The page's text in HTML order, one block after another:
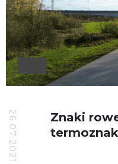
26.07.2021
Znaki